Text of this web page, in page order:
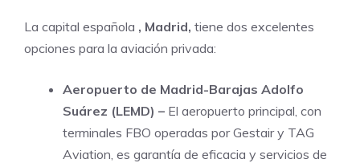
La capital española , Madrid, tiene dos excelentes
opciones para la aviación privada:
Aeropuerto de Madrid-Barajas Adolfo
Suárez (LEMD) – El aeropuerto principal, con
terminales FBO operadas por Gestair y TAG
Aviation, es garantía de eficacia y servicios de